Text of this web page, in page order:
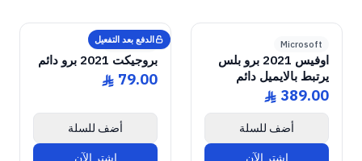
GENUINE SOFTWARE
LICENSE
Office
2021 Pro Plus
Windows • 1 Device • Lifetime
Microsoft
اوفيس 2021 برو بلس
يرتبط بالايميل دائم
ê 389.00
أضف للسلة
اشتر الآن
الدفع بعد التفعيل
GENUINE SOFTWARE
LICENSE
Project
2021 Pro
Windows • 1 Device • Lifetime
abmkeys
Microsoft
بروجيكت 2021 برو دائم
ê 79.00
أضف للسلة
اشتر الآن